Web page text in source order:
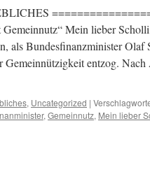
Mein lieber
als Bundesfinanzminister Olaf
Gemeinnützigkeit entzog.
, Uncategorized |
, Gemeinnutz, Mein lieber